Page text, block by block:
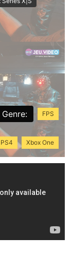
Genre: FPS
PS4 Xbox One